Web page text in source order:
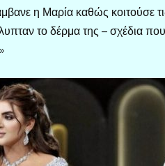
η Μαρία καθώς κοιτούσε
το δέρμα της – σχέδια